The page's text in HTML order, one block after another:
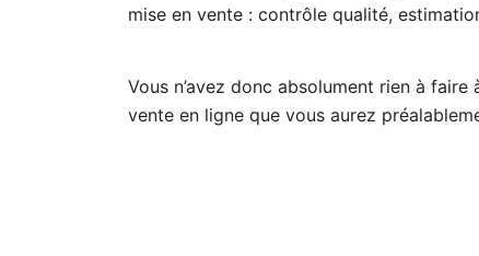
mise en vente : contrôle qualité,
Vous n’avez donc absolument rien à
vente en ligne que vous aurez